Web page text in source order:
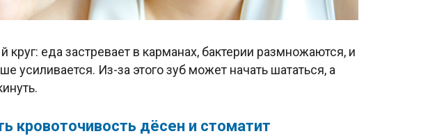
круг: еда застревает в карманах, бактерии размножаются, и
усиливается. Из-за этого зуб может начать шататься, а
кровоточивость дёсен и стоматит